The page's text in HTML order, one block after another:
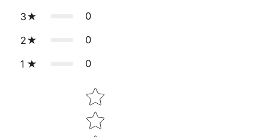
3 0
2 0
1 0
Star rating